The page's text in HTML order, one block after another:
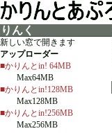
りんく
新しい窓で開きます
アップローダー
■かりんとin! 64MB
Max64MB
■かりんとin!128MB
Max128MB
■かりんとin!256MB
Max256MB